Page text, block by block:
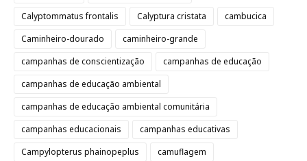
Calyptommatus frontalis
Calyptura cristata
cambucica
Caminheiro-dourado
caminheiro-grande
campanhas de conscientização
campanhas de educação
campanhas de educação ambiental
campanhas de educação ambiental comunitária
campanhas educacionais
campanhas educativas
Campylopterus phainopeplus
camuflagem